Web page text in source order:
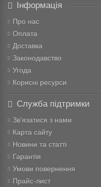
Інформація
Про нас
Оплата
Доставка
Законодавство
Угода
Корисні ресурси
Служба підтримки
Зв'язатися з нами
Карта сайту
Новини та статті
Гарантія
Умови повернення
Прайс-лист